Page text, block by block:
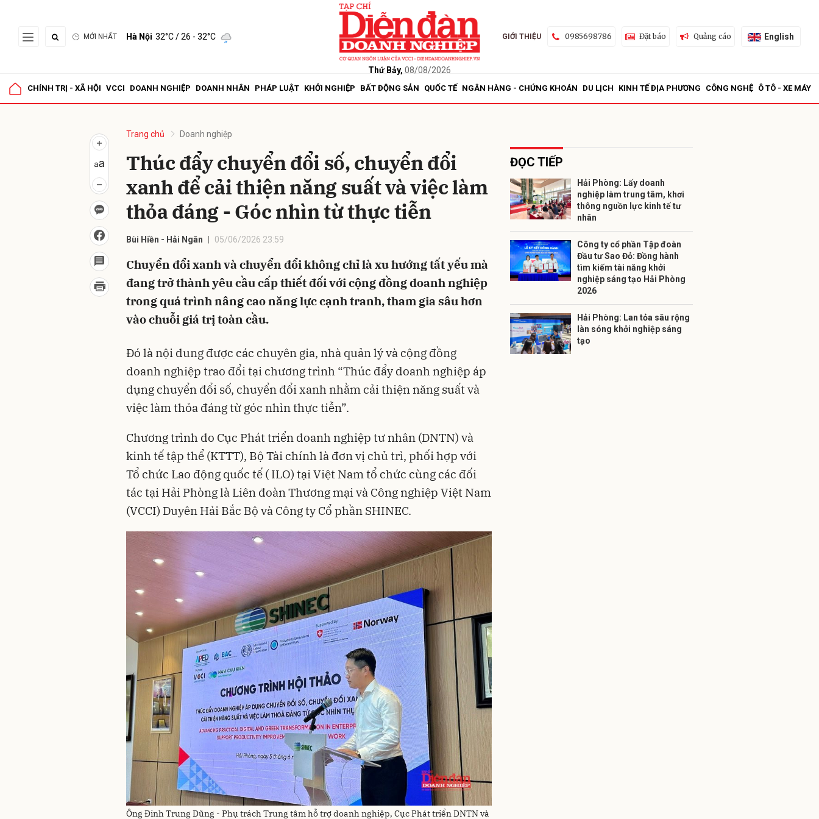
MỚI NHẤT Hà Nội 32°C/ 26 - 32°C
Thứ Bảy, 08/08/2026
GIỚI THIỆU 0985698786 Đặt báo Quảng cáo English
CHÍNH TRỊ - XÃ HỘI VCCI DOANH NGHIỆP DOANH NHÂN PHÁP LUẬT KHỞI NGHIỆP BẤT ĐỘNG SẢN QUỐC TẾ NGÂN HÀNG - CHỨNG KHOÁN DU LỊCH KINH TẾ ĐỊA PHƯƠNG CÔNG NGHỆ Ô TÔ - XE MÁY
Trang chủ Doanh nghiệp
Thúc đẩy chuyển đổi số, chuyển đổi
xanh để cải thiện năng suất và việc làm
thỏa đáng - Góc nhìn từ thực tiễn
Bùi Hiền - Hải Ngân 05/06/2026 23:59
Chuyển đổi xanh và chuyển đổi không chỉ là xu hướng tất yếu mà
đang trở thành yêu cầu cấp thiết đối với cộng đồng doanh nghiệp
trong quá trình nâng cao năng lực cạnh tranh, tham gia sâu hơn
vào chuỗi giá trị toàn cầu.
Đó là nội dung được các chuyên gia, nhà quản lý và cộng đồng
doanh nghiệp trao đổi tại chương trình “Thúc đẩy doanh nghiệp áp
dụng chuyển đổi số, chuyển đổi xanh nhằm cải thiện năng suất và
việc làm thỏa đáng từ góc nhìn thực tiễn”.
Chương trình do Cục Phát triển doanh nghiệp tư nhân (DNTN) và
kinh tế tập thể (KTTT), Bộ Tài chính là đơn vị chủ trì, phối hợp với
Tổ chức Lao động quốc tế ( ILO) tại Việt Nam tổ chức cùng các đối
tác tại Hải Phòng là Liên đoàn Thương mại và Công nghiệp Việt Nam
(VCCI) Duyên Hải Bắc Bộ và Công ty Cổ phần SHINEC.
Ông Đinh Trung Dũng - Phụ trách Trung tâm hỗ trợ doanh nghiệp, Cục Phát triển DNTN và
ĐỌC TIẾP
Hải Phòng: Lấy doanh
nghiệp làm trung tâm, khơi
thông nguồn lực kinh tế tư
nhân
Công ty cổ phần Tập đoàn
Đầu tư Sao Đỏ: Đồng hành
tìm kiếm tài năng khởi
nghiệp sáng tạo Hải Phòng
2026
Hải Phòng: Lan tỏa sâu rộng
làn sóng khởi nghiệp sáng
tạo
Gửi